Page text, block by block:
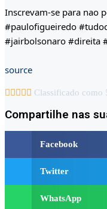
Inscrevam-se para nao
#paulofigueiredo
#jairbolsonaro #direita
source
     Classificado como
Compartilhe nas
Facebook
Twitter
WhatsApp